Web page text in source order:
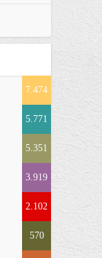
7.474
5.771
5.351
3.919
2.102
570